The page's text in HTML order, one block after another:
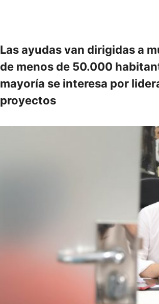
Las ayudas van dirigidas a
de menos de 50.000
mayoría se interesa por
proyectos